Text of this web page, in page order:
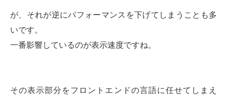
が、それが逆にパフォーマンスを下げてしまうことも多
いです。
一番影響しているのが表示速度ですね。
その表示部分をフロントエンドの言語に任せてしまえ